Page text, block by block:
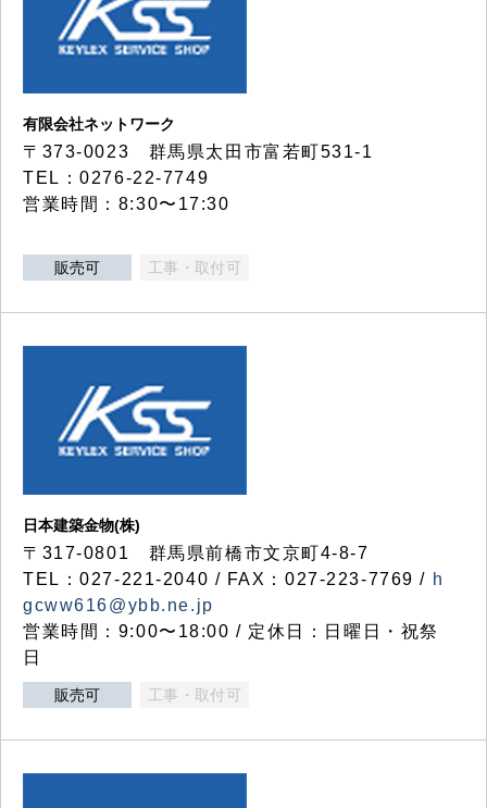
有限会社ネットワーク
〒373-0023 群馬県太田市富若町531-1
TEL：0276-22-7749
営業時間：8:30〜17:30
販売可 工事・取付可
日本建築金物(株)
〒317‐0801 群馬県前橋市文京町4-8-7
TEL：027-221-2040 / FAX：027-223-7769 / h
gcww616@ybb.ne.jp
営業時間：9:00〜18:00 / 定休日：日曜日・祝祭
日
販売可 工事・取付可